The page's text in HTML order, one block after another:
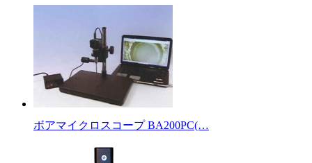
ボアマイクロスコープ BA200PC(…